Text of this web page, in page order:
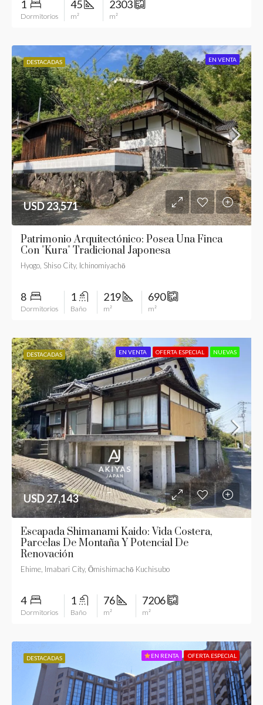
1
Dormitorios
45
m²
2303
m²
DESTACADAS EN VENTA
USD 23,571
Patrimonio Arquitectónico: Posea Una Finca
Con "Kura" Tradicional Japonesa
Hyogo, Shiso City, Ichinomiyachō
8
Dormitorios
1
Baño
219
m²
690
m²
DESTACADAS EN VENTA OFERTA ESPECIAL NUEVAS
USD 27,143
Escapada Shimanami Kaido: Vida Costera,
Parcelas De Montaña Y Potencial De
Renovación
Ehime, Imabari City, Ōmishimachō Kuchisubo
4
Dormitorios
1
Baño
76
m²
7206
m²
DESTACADAS EN RENTA OFERTA ESPECIAL